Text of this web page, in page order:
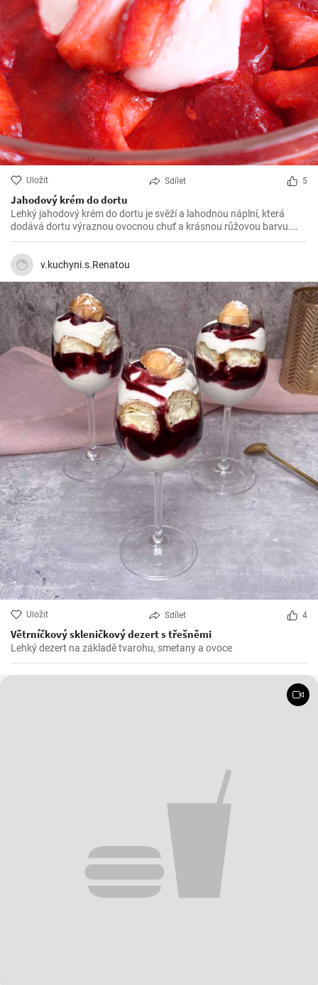
Uložit Sdílet 5
Jahodový krém do dortu
Lehký jahodový krém do dortu je svěží a lahodnou náplní, která
dodává dortu výraznou ovocnou chuť a krásnou růžovou barvu.
Tento krém je ideální pro jarní a letní dorty a skvěle se hodí k různým
druhům dortů, jako je například jahodový dort, vanilkový dort nebo
čokoládový dort.
v.kuchyni.s.Renatou
Uložit Sdílet 4
Větrníčkový skleničkový dezert s třešněmi
Lehký dezert na základě tvarohu, smetany a ovoce